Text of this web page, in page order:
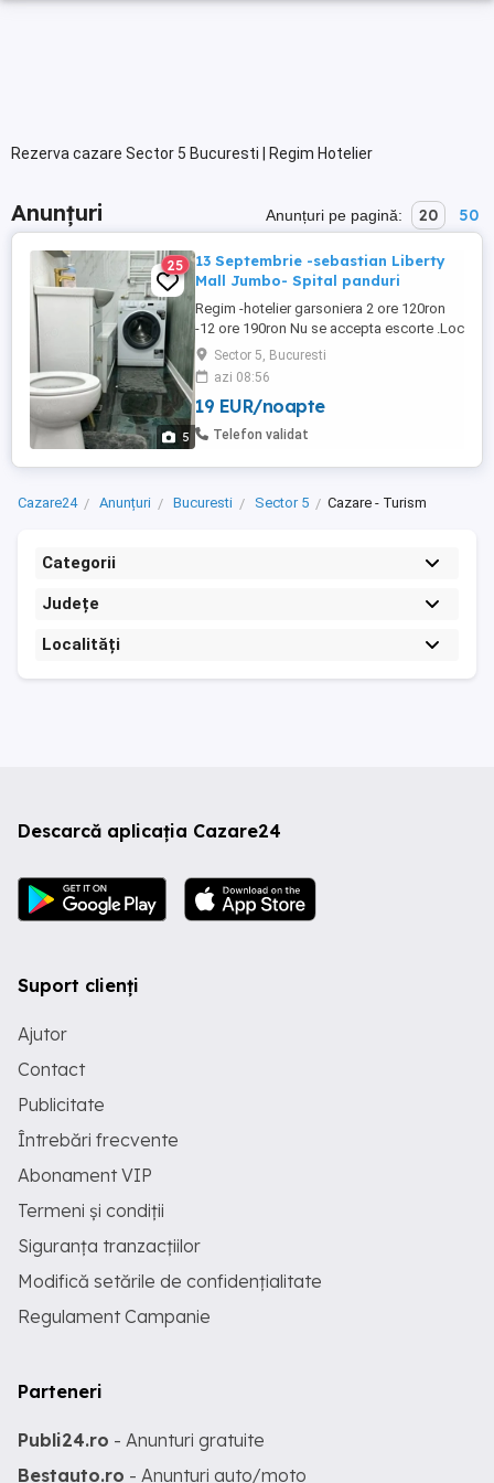
Rezerva cazare Sector 5 Bucuresti | Regim Hotelier
Anunțuri Anunțuri pe pagină: 20 50
5
25
13 Septembrie -sebastian Liberty
Mall Jumbo- Spital panduri
Regim -hotelier garsoniera 2 ore 120ron
-12 ore 190ron Nu se accepta escorte .Loc
parcare TOTUL NOU
Sector 5, Bucuresti
azi 08:56
19 EUR/noapte
Telefon validat
Cazare24 Anunțuri Bucuresti Sector 5 Cazare - Turism
Categorii
Județe
Localități
Descarcă aplicația Cazare24
Suport clienți
Ajutor
Contact
Publicitate
Întrebări frecvente
Abonament VIP
Termeni și condiții
Siguranța tranzacțiilor
Modifică setările de confidențialitate
Regulament Campanie
Parteneri
Publi24.ro - Anunturi gratuite
Bestauto.ro - Anunturi auto/moto